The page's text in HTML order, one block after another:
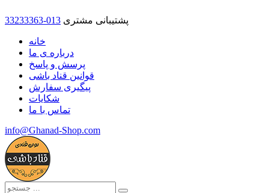
33233363-013 پشتیبانی مشتری
خانه
درباره ی ما
پرسش و پاسخ
قوانین قناد باشی
پیگیری سفارش
شکایات
تماس با ما
info@Ghanad-Shop.com